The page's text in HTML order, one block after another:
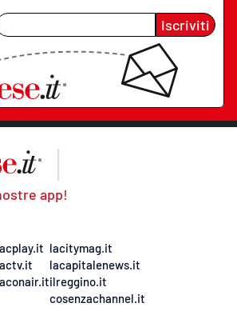
Iscriviti
app!
lacitymag.it
lacapitalenews.it
ilreggino.it
cosenzachannel.it